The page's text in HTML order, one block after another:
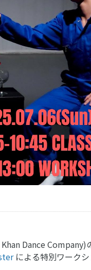
Dance
による特別ワーク